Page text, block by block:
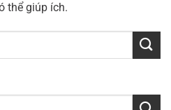
thể giúp ích.